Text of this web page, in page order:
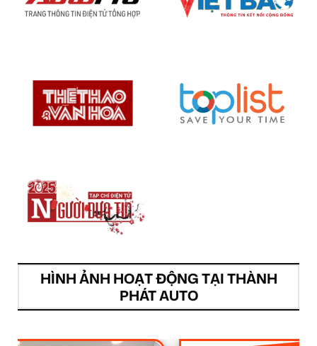
HÌNH ẢNH HOẠT ĐỘNG TẠI THÀNH
PHÁT AUTO